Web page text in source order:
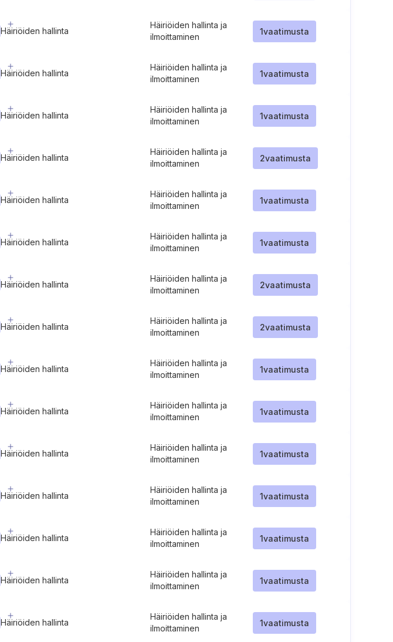
Häiriöiden hallinta
Häiriöiden hallinta ja
ilmoittaminen
1vaatimusta
Häiriöiden hallinta
Häiriöiden hallinta ja
ilmoittaminen
1vaatimusta
Häiriöiden hallinta
Häiriöiden hallinta ja
ilmoittaminen
1vaatimusta
Häiriöiden hallinta
Häiriöiden hallinta ja
ilmoittaminen
2vaatimusta
Häiriöiden hallinta
Häiriöiden hallinta ja
ilmoittaminen
1vaatimusta
Häiriöiden hallinta
Häiriöiden hallinta ja
ilmoittaminen
1vaatimusta
Häiriöiden hallinta
Häiriöiden hallinta ja
ilmoittaminen
2vaatimusta
Häiriöiden hallinta
Häiriöiden hallinta ja
ilmoittaminen
2vaatimusta
Häiriöiden hallinta
Häiriöiden hallinta ja
ilmoittaminen
1vaatimusta
Häiriöiden hallinta
Häiriöiden hallinta ja
ilmoittaminen
1vaatimusta
Häiriöiden hallinta
Häiriöiden hallinta ja
ilmoittaminen
1vaatimusta
Häiriöiden hallinta
Häiriöiden hallinta ja
ilmoittaminen
1vaatimusta
Häiriöiden hallinta
Häiriöiden hallinta ja
ilmoittaminen
1vaatimusta
Häiriöiden hallinta
Häiriöiden hallinta ja
ilmoittaminen
1vaatimusta
Häiriöiden hallinta
Häiriöiden hallinta ja
ilmoittaminen
1vaatimusta